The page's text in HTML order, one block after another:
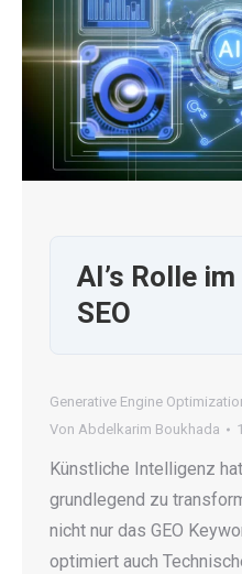
AI’s Rolle
SEO
Generative Engine
Von Abdelkarim Boukhada
Künstliche Intelligenz
grundlegend zu
nicht nur das GEO
optimiert auch